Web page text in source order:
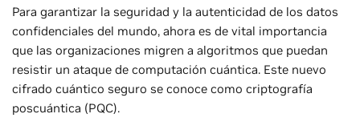
Para garantizar la seguridad y la autenticidad de los datos
confidenciales del mundo, ahora es de vital importancia
que las organizaciones migren a algoritmos que puedan
resistir un ataque de computación cuántica. Este nuevo
cifrado cuántico seguro se conoce como criptografía
poscuántica (PQC).